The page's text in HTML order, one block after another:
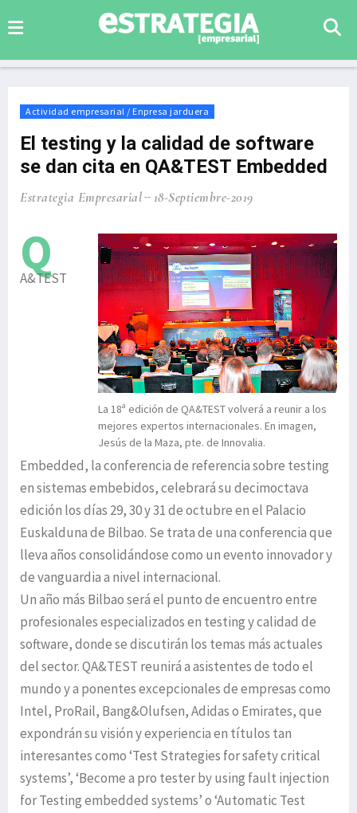
Actividad empresarial / Enpresa jarduera
El testing y la calidad de software
se dan cita en QA&TEST Embedded
Estrategia Empresarial 18-Septiembre-2019
La 18ª edición de QA&TEST volverá a reunir a los
mejores expertos internacionales. En imagen,
Jesús de la Maza, pte. de Innovalia.
Q
A&TEST
Embedded, la conferencia de referencia sobre testing
en sistemas embebidos, celebrará su decimoctava
edición los días 29, 30 y 31 de octubre en el Palacio
Euskalduna de Bilbao. Se trata de una conferencia que
lleva años consolidándose como un evento innovador y
de vanguardia a nivel internacional.
Un año más Bilbao será el punto de encuentro entre
profesionales especializados en testing y calidad de
software, donde se discutirán los temas más actuales
del sector. QA&TEST reunirá a asistentes de todo el
mundo y a ponentes excepcionales de empresas como
Intel, ProRail, Bang&Olufsen, Adidas o Emirates, que
expondrán su visión y experiencia en títulos tan
interesantes como ‘Test Strategies for safety critical
systems’, ‘Become a pro tester by using fault injection
for Testing embedded systems’ o ‘Automatic Test